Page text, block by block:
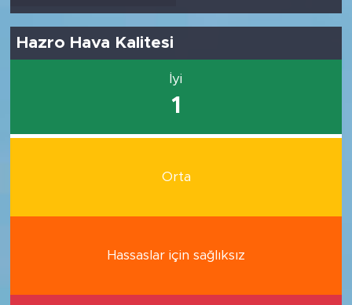
Hazro Hava Kalitesi
İyi
1
Orta
Hassaslar için sağlıksız